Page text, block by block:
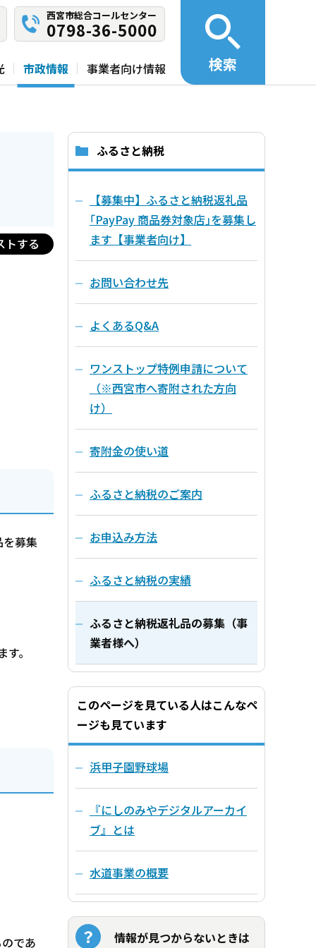
西宮市総合コールセンター
0798-36-5000
市政情報 事業者向け情報 検索
トする
募集
。
であ
ふるさと納税
【募集中】ふるさと納税返礼品
｢PayPay 商品券対象店｣を募集し
ます【事業者向け】
お問い合わせ先
よくあるQ&A
ワンストップ特例申請について
（※西宮市へ寄附された方向
け）
寄附金の使い道
ふるさと納税のご案内
お申込み方法
ふるさと納税の実績
ふるさと納税返礼品の募集（事
業者様へ）
このページを見ている人はこんなペ
ージも見ています
浜甲子園野球場
『にしのみやデジタルアーカイ
ブ』とは
水道事業の概要
情報が見つからないときは